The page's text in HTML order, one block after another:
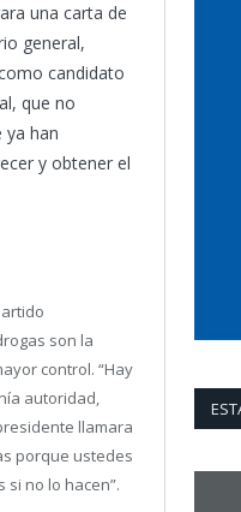
una carta de
general,
candidato
que no
ya han
y obtener el
son la
control. “Hay
autoridad,
llamara
porque ustedes
si no lo hacen”.